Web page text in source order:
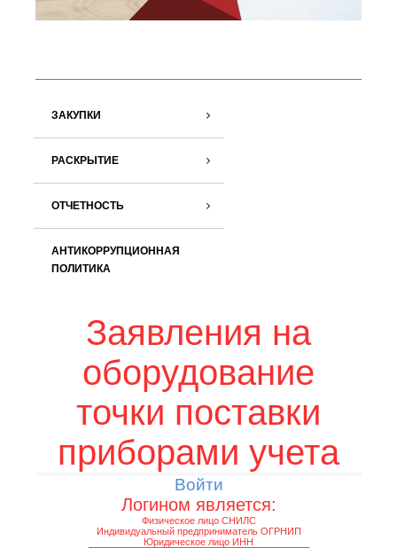
ЗАКУПКИ
РАСКРЫТИЕ
ОТЧЕТНОСТЬ
АНТИКОРРУПЦИОННАЯ
ПОЛИТИКА
Заявления на
оборудование
точки поставки
приборами учета
Войти
Логином является:
Физическое лицо СНИЛС
Индивидуальный предприниматель ОГРНИП
Юридическое лицо ИНН